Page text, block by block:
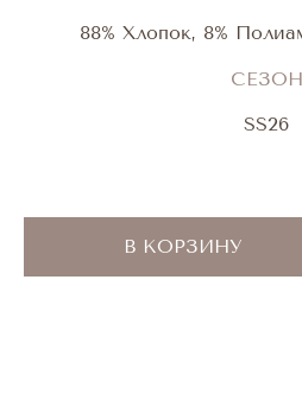
88% Хлопок, 8%
СЕЗОН
SS26
В КОРЗИНУ